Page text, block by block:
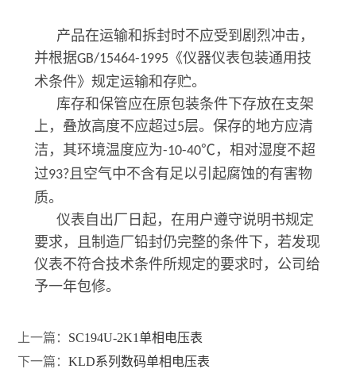
产品在运输和拆封时不应受到剧烈冲击，
并根据GB/15464-1995 《仪器仪表包装通用技
术条件》规定运输和存贮。
库存和保管应在原包装条件下存放在支架
上，叠放高度不应超过5层。保存的地方应清
洁，其环境温度应为-10-40℃，相对湿度不超
过93?且空气中不含有足以引起腐蚀的有害物
质。
仪表自出厂日起，在用户遵守说明书规定
要求，且制造厂铅封仍完整的条件下，若发现
仪表不符合技术条件所规定的要求时，公司给
予一年包修。
上一篇： SC194U-2K1单相电压表
下一篇：KLD系列数码单相电压表